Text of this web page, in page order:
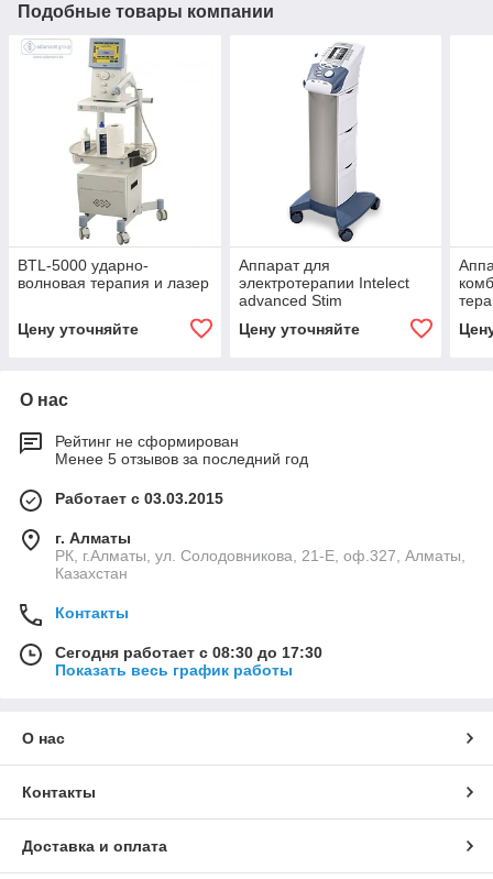
Подобные товары компании
BTL-5000 ударно-
волновая терапия и лазер
Цену уточняйте
Аппарат для
электротерапии Intelect
advanced Stim
Цену уточняйте
О нас
Рейтинг не сформирован
Менее 5 отзывов за последний год
Работает с 03.03.2015
г. Алматы
РК, г.Алматы, ул. Солодовникова, 21-Е, оф.327, Алматы,
Казахстан
Контакты
Сегодня работает с 08:30 до 17:30
Показать весь график работы
О нас
Контакты
Доставка и оплата